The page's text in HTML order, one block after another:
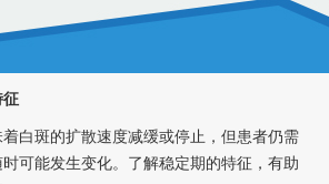
斑的扩散速度减缓或停止，但患者仍需
可能发生变化。了解稳定期的特征，有助